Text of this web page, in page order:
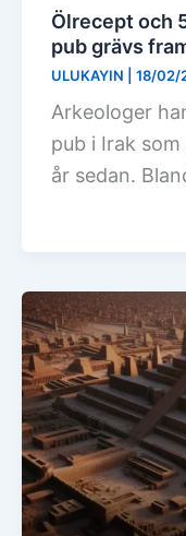
Ölrecept och
pub grävs
ULUKAYIN 18/02/
Arkeologer
pub i Irak
år sedan.